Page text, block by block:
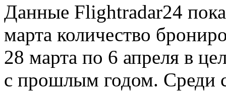
Данные Flightradar24
марта количество
28 марта по 6 апреля в
с прошлым годом. Среди